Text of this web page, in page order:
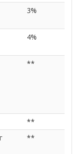
3%
4%
**
**
**